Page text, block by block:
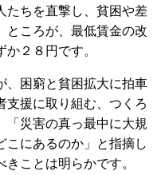
たちを直撃し、貧困や差
ところが、最低賃金の改
２８円です。
困窮と貧困拡大に拍車
支援に取り組む、つくろ
「災害の真っ最中に大規
こにあるのか」と指摘し
ことは明らかです。